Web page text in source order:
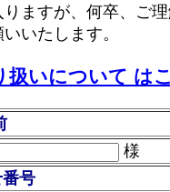
りますが、何卒、ご
いたします。
扱いについて は
様
号